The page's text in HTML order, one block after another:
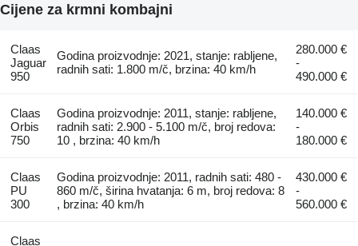
Cijene za krmni kombajni
Claas
Jaguar
950
Godina proizvodnje: 2021, stanje: rabljene,
radnih sati: 1.800 m/č, brzina: 40 km/h
280.000 €
-
490.000 €
Claas
Orbis
750
Godina proizvodnje: 2011, stanje: rabljene,
radnih sati: 2.900 - 5.100 m/č, broj redova:
10 , brzina: 40 km/h
140.000 €
-
180.000 €
Claas
PU
300
Godina proizvodnje: 2011, radnih sati: 480 -
860 m/č, širina hvatanja: 6 m, broj redova: 8
, brzina: 40 km/h
430.000 €
-
560.000 €
Claas